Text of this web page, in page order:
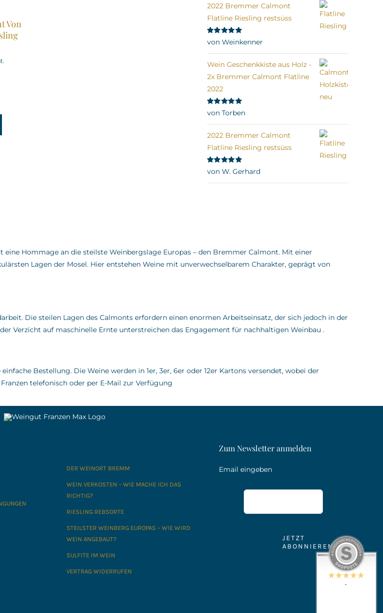
Von
2022 Bremmer Calmont
Flatline Riesling restsüss
Bewertet
von 5
von Weinkenner
Wein Geschenkkiste aus Holz -
2x Bremmer Calmont Flatline
2022
Bewertet
von 5
von Torben
2022 Bremmer Calmont
Flatline Riesling restsüss
Bewertet
von 5
von W. Gerhard
eine Hommage an die steilste Weinbergslage Europas – den Bremmer Calmont. Mit einer
Lagen der Mosel. Hier entstehen Weine mit unverwechselbarem Charakter, geprägt von
Die steilen Lagen des Calmonts erfordern einen enormen Arbeitseinsatz, der sich jedoch in der
Verzicht auf maschinelle Ernte unterstreichen das Engagement für nachhaltigen Weinbau .
Bestellung. Die Weine werden in 1er, 3er, 6er oder 12er Kartons versendet, wobei der
telefonisch oder per E-Mail zur Verfügung
DER WEINORT BREMM
WEIN VERKOSTEN – WIE MACHE ICH DAS
RICHTIG?
RIESLING REBSORTE
STEILSTER WEINBERG EUROPAS – WIE WIRD
WEIN ANGEBAUT?
SULFITE IM WEIN
VERTRAG WIDERRUFEN
Zum Newsletter anmelden
Email eingeben
JETZT
ABONNIEREN
-